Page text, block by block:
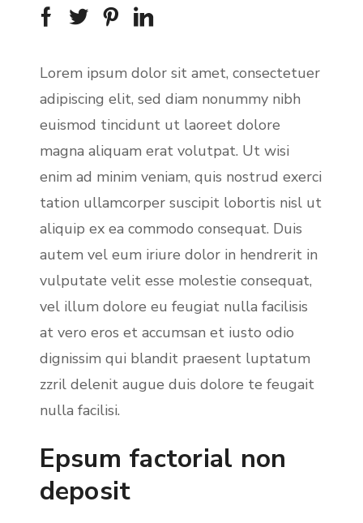
Lorem ipsum dolor sit amet, consectetuer
adipiscing elit, sed diam nonummy nibh
euismod tincidunt ut laoreet dolore
magna aliquam erat volutpat. Ut wisi
enim ad minim veniam, quis nostrud exerci
tation ullamcorper suscipit lobortis nisl ut
aliquip ex ea commodo consequat. Duis
autem vel eum iriure dolor in hendrerit in
vulputate velit esse molestie consequat,
vel illum dolore eu feugiat nulla facilisis
at vero eros et accumsan et iusto odio
dignissim qui blandit praesent luptatum
zzril delenit augue duis dolore te feugait
nulla facilisi.
Epsum factorial non
deposit